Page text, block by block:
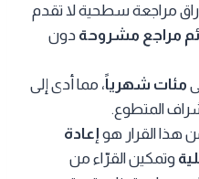
مراجعة سطحية لا تقدم
مراجع مشروحة دون
مئات شهرياً، مما أدى إلى
المتطوع.
هذا القرار هو إعادة
وتمكين القرّاء من